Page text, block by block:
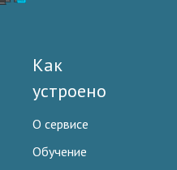
Как
устроено
О сервисе
Обучение